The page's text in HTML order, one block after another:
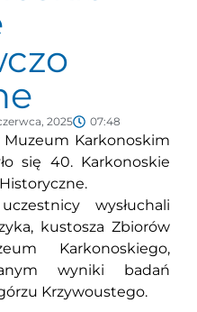
2025 07:48
Karkonoskim
się 40. Karkonoskie
wysłuchali
kustosza Zbiorów
Karkonoskiego,
wyniki badań
Krzywoustego.